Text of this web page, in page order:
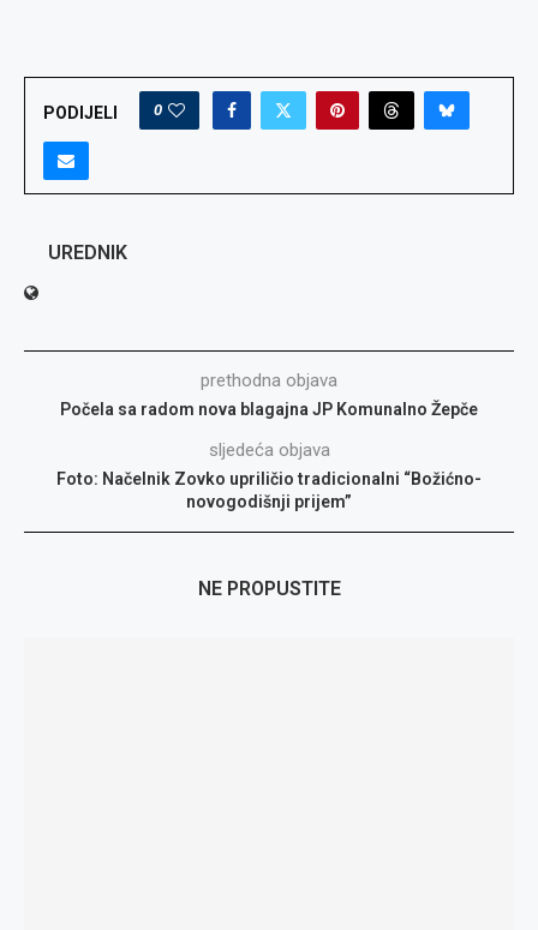
PODIJELI 0
UREDNIK
prethodna objava
Počela sa radom nova blagajna JP Komunalno Žepče
sljedeća objava
Foto: Načelnik Zovko upriličio tradicionalni “Božićno-
novogodišnji prijem”
NE PROPUSTITE